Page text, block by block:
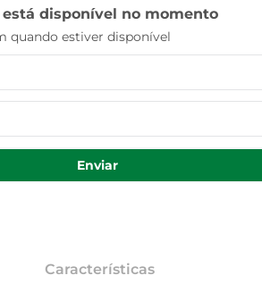
disponível no momento
quando estiver disponível
Enviar
Características